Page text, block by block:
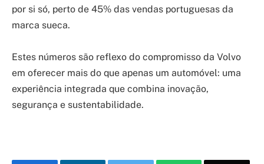
por si só, perto de 45% das vendas portuguesas da
marca sueca.
Estes números são reflexo do compromisso da Volvo
em oferecer mais do que apenas um automóvel: uma
experiência integrada que combina inovação,
segurança e sustentabilidade.